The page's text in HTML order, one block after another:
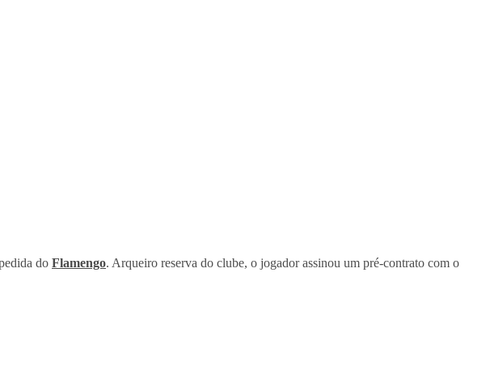
do Flamengo. Arqueiro reserva do clube, o jogador assinou um pré-contrato com o